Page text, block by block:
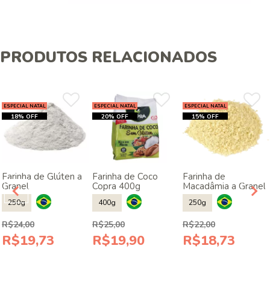
PRODUTOS RELACIONADOS
ESPECIAL NATAL
18% OFF
Farinha de Glúten a
Granel
250g
R$24,00
R$19,73
ESPECIAL NATAL
20% OFF
Farinha de Coco
Copra 400g
400g
R$25,00
R$19,90
ESPECIAL NATAL
15% OFF
Farinha de
Macadâmia a Granel
250g
R$22,00
R$18,73